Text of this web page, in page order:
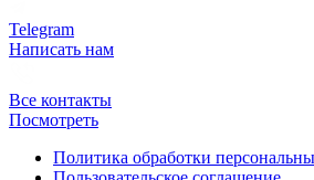
Telegram
Написать нам
Все контакты
Посмотреть
Политика обработки